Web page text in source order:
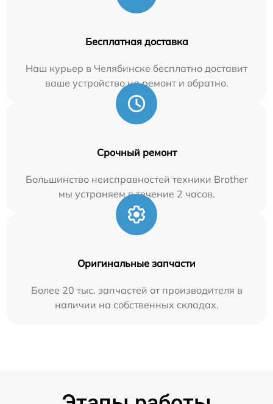
Бесплатная доставка
Наш курьер в Челябинске бесплатно доставит
ваше устройство на ремонт и обратно.
Срочный ремонт
Большинство неисправностей техники Brother
мы устраняем в течение 2 часов.
Оригинальные запчасти
Более 20 тыс. запчастей от производителя в
наличии на собственных складах.